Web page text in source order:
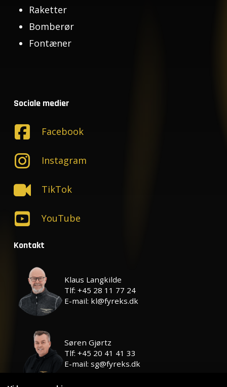
Raketter
Bomberør
Fontæner
Sociale medier
Facebook
Instagram
TikTok
YouTube
Kontakt
Klaus Langkilde
Tlf: +45 28 11 77 24
E-mail: kl@fyreks.dk
Søren Gjørtz
Tlf: +45 20 41 41 33
E-mail: sg@fyreks.dk